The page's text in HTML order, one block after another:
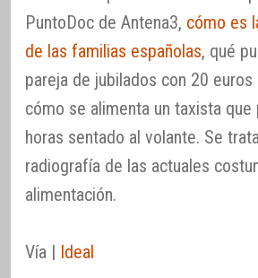
PuntoDoc de Antena3, cómo es
de las familias españolas, qué
pareja de jubilados con 20 euros
cómo se alimenta un taxista que
horas sentado al volante. Se
radiografía de las actuales
alimentación.
Vía | Ideal